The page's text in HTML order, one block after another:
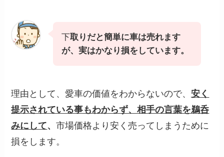
下取りだと簡単に車は売れます
が、実はかなり損をしています。
理由として、愛車の価値をわからないので、安く
提示されている事もわからず、相手の言葉を鵜呑
みにして、市場価格より安く売ってしまうために
損をします。